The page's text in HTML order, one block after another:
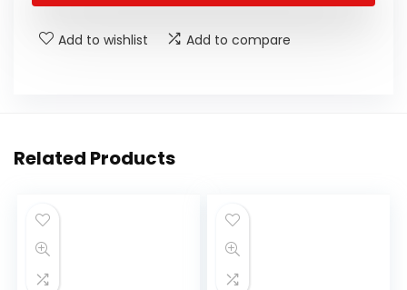
Add to wishlist Add to compare
Related Products